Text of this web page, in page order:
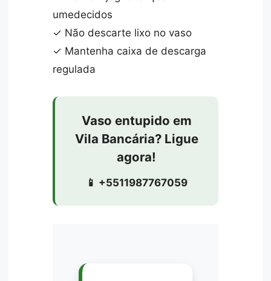
umedecidos
✓ Não descarte lixo no vaso
✓ Mantenha caixa de descarga
regulada
Vaso entupido em
Vila Bancária? Ligue
agora!
📱 +5511987767059